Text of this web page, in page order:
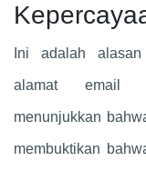
Ini adalah
alamat email
menunjukkan
membuktikan